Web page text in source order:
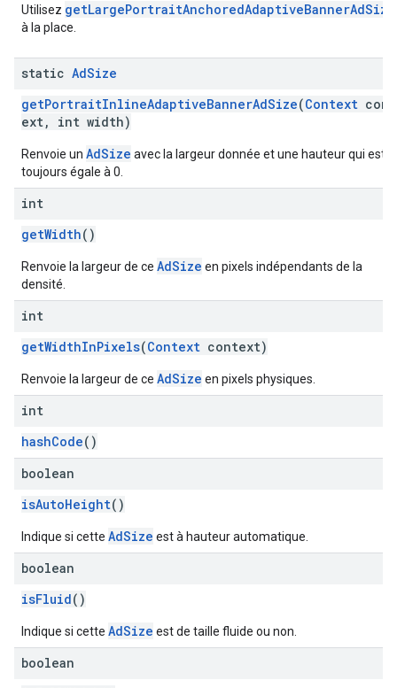
Utilisez getLargePortraitAnchoredAdaptiveBannerAdSize
à la place.
static AdSize
getPortraitInlineAdaptiveBannerAdSize(Context cont
ext, int width)
Renvoie un AdSize avec la largeur donnée et une hauteur qui est
toujours égale à 0.
int
getWidth()
Renvoie la largeur de ce AdSize en pixels indépendants de la
densité.
int
getWidthInPixels(Context context)
Renvoie la largeur de ce AdSize en pixels physiques.
int
hashCode()
boolean
isAutoHeight()
Indique si cette AdSize est à hauteur automatique.
boolean
isFluid()
Indique si cette AdSize est de taille fluide ou non.
boolean